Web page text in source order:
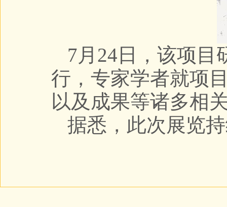
7月24日，该项目
行，专家学者就项
以及成果等诸多相
据悉，此次展览